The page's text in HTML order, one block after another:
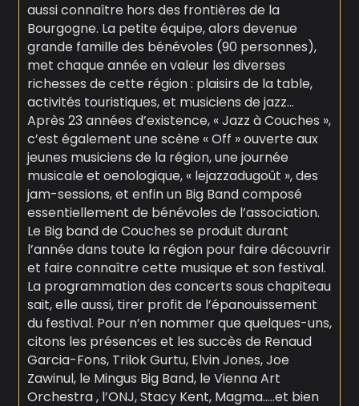
aussi connaître hors des frontières de la
Bourgogne. La petite équipe, alors devenue
grande famille des bénévoles (90 personnes),
met chaque année en valeur les diverses
richesses de cette région : plaisirs de la table,
activités touristiques, et musiciens de jazz…
Après 23 années d’existence, « Jazz à Couches »,
c’est également une scène « Off » ouverte aux
jeunes musiciens de la région, une journée
musicale et oenologique, « lejazzadugoût », des
jam-sessions, et enfin un Big Band composé
essentiellement de bénévoles de l’association.
Le Big band de Couches se produit durant
l’année dans toute la région pour faire découvrir
et faire connaître cette musique et son festival.
La programmation des concerts sous chapiteau
sait, elle aussi, tirer profit de l’épanouissement
du festival. Pour n’en nommer que quelques-uns,
citons les présences et les succès de Renaud
Garcia-Fons, Trilok Gurtu, Elvin Jones, Joe
Zawinul, le Mingus Big Band, le Vienna Art
Orchestra , l’ONJ, Stacy Kent, Magma…..et bien